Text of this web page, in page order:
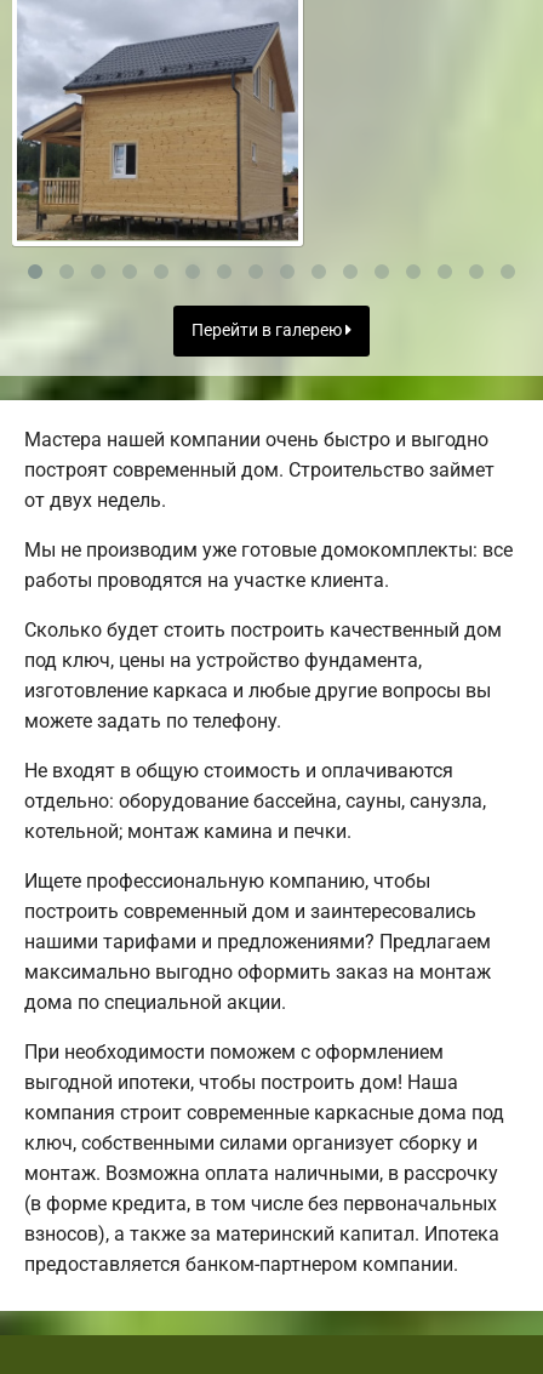
Перейти в галерею
Мастера нашей компании очень быстро и выгодно
построят современный дом. Строительство займет
от двух недель.
Мы не производим уже готовые домокомплекты: все
работы проводятся на участке клиента.
Сколько будет стоить построить качественный дом
под ключ, цены на устройство фундамента,
изготовление каркаса и любые другие вопросы вы
можете задать по телефону.
Не входят в общую стоимость и оплачиваются
отдельно: оборудование бассейна, сауны, санузла,
котельной; монтаж камина и печки.
Ищете профессиональную компанию, чтобы
построить современный дом и заинтересовались
нашими тарифами и предложениями? Предлагаем
максимально выгодно оформить заказ на монтаж
дома по специальной акции.
При необходимости поможем с оформлением
выгодной ипотеки, чтобы построить дом! Наша
компания строит современные каркасные дома под
ключ, собственными силами организует сборку и
монтаж. Возможна оплата наличными, в рассрочку
(в форме кредита, в том числе без первоначальных
взносов), а также за материнский капитал. Ипотека
предоставляется банком-партнером компании.